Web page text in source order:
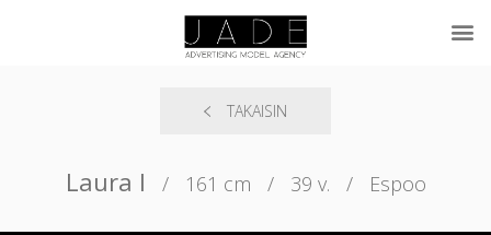
TAKAISIN
Laura I / 161 cm / 39 v. / Espoo